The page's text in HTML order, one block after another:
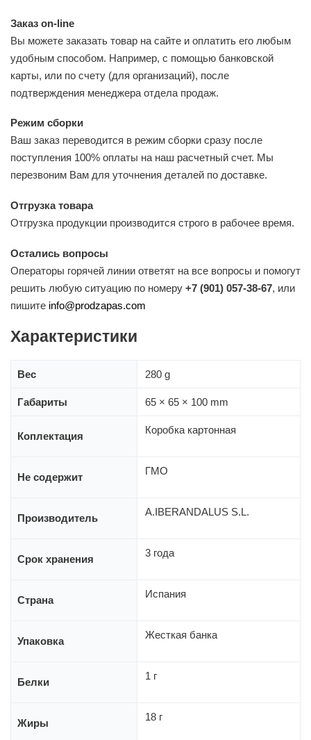
Заказ on-line
Вы можете заказать товар на сайте и оплатить его любым
удобным способом. Например, с помощью банковской
карты, или по счету (для организаций), после
подтверждения менеджера отдела продаж.
Режим сборки
Ваш заказ переводится в режим сборки сразу после
поступления 100% оплаты на наш расчетный счет. Мы
перезвоним Вам для уточнения деталей по доставке.
Отгрузка товара
Отгрузка продукции производится строго в рабочее время.
Остались вопросы
Операторы горячей линии ответят на все вопросы и помогут
решить любую ситуацию по номеру +7 (901) 057-38-67, или
пишите info@prodzapas.com
Характеристики
Вес 280 g
Габариты 65 × 65 × 100 mm
Коплектация
Коробка картонная
Не содержит
ГМО
Производитель
A.IBERANDALUS S.L.
Срок хранения
3 года
Страна
Испания
Упаковка
Жесткая банка
Белки
1 г
Жиры
18 г